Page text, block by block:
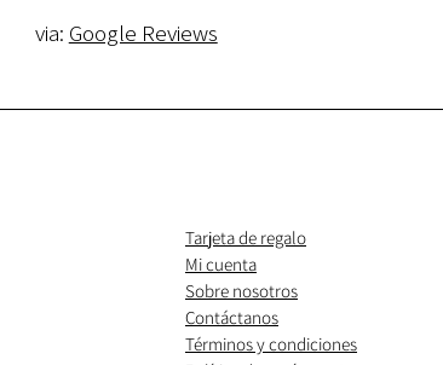
via: Google Reviews
Tarjeta de regalo
Mi cuenta
Sobre nosotros
Contáctanos
Términos y condiciones